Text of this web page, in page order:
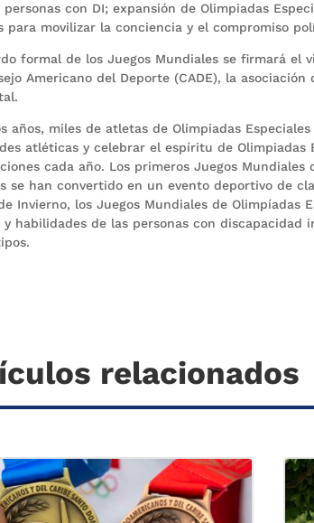
con DI; expansión de Olimpiadas
para movilizar la conciencia y el compromiso
formal de los Juegos Mundiales se firmará el
Americano del Deporte (CADE), la
años, miles de atletas de Olimpiadas
atléticas y celebrar el espíritu de Olimpiadas
cada año. Los primeros Juegos
se han convertido en un evento deportivo de
Invierno, los Juegos Mundiales de
y habilidades de las personas con
relacionados